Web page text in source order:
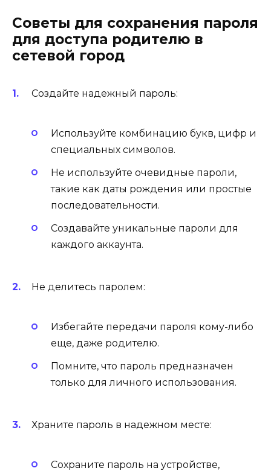
Советы для сохранения пароля
для доступа родителю в
сетевой город
Создайте надежный пароль:
Используйте комбинацию букв, цифр и
специальных символов.
Не используйте очевидные пароли,
такие как даты рождения или простые
последовательности.
Создавайте уникальные пароли для
каждого аккаунта.
Не делитесь паролем:
Избегайте передачи пароля кому-либо
еще, даже родителю.
Помните, что пароль предназначен
только для личного использования.
Храните пароль в надежном месте:
Сохраните пароль на устройстве,